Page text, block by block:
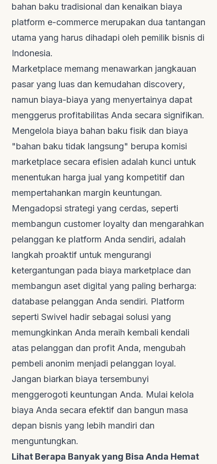
bahan baku tradisional dan kenaikan biaya
platform e-commerce merupakan dua tantangan
utama yang harus dihadapi oleh pemilik bisnis di
Indonesia.
Marketplace memang menawarkan jangkauan
pasar yang luas dan kemudahan discovery,
namun biaya-biaya yang menyertainya dapat
menggerus profitabilitas Anda secara signifikan.
Mengelola biaya bahan baku fisik dan biaya
"bahan baku tidak langsung" berupa komisi
marketplace secara efisien adalah kunci untuk
menentukan harga jual yang kompetitif dan
mempertahankan margin keuntungan.
Mengadopsi strategi yang cerdas, seperti
membangun customer loyalty dan mengarahkan
pelanggan ke platform Anda sendiri, adalah
langkah proaktif untuk mengurangi
ketergantungan pada biaya marketplace dan
membangun aset digital yang paling berharga:
database pelanggan Anda sendiri. Platform
seperti Swivel hadir sebagai solusi yang
memungkinkan Anda meraih kembali kendali
atas pelanggan dan profit Anda, mengubah
pembeli anonim menjadi pelanggan loyal.
Jangan biarkan biaya tersembunyi
menggerogoti keuntungan Anda. Mulai kelola
biaya Anda secara efektif dan bangun masa
depan bisnis yang lebih mandiri dan
menguntungkan.
Lihat Berapa Banyak yang Bisa Anda Hemat